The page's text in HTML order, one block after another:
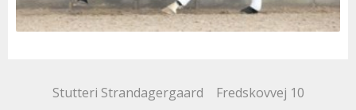
Stutteri Strandagergaard
Fredskovvej 10